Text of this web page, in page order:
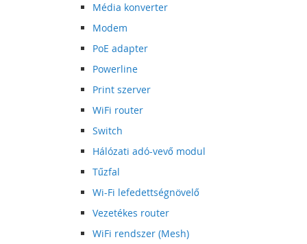
Média konverter
Modem
PoE adapter
Powerline
Print szerver
WiFi router
Switch
Hálózati adó-vevő modul
Tűzfal
Wi-Fi lefedettségnövelő
Vezetékes router
WiFi rendszer (Mesh)